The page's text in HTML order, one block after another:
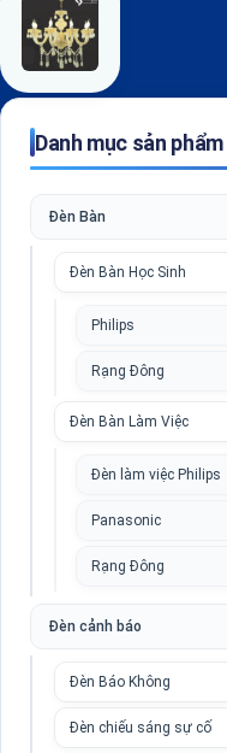
Danh mục sản phẩm
Đèn Bàn
Đèn Bàn Học Sinh
Philips
Rạng Đông
Đèn Bàn Làm Việc
Đèn làm việc Philips
Panasonic
Rạng Đông
Đèn cảnh báo
Đèn Báo Không
Đèn chiếu sáng sự cố